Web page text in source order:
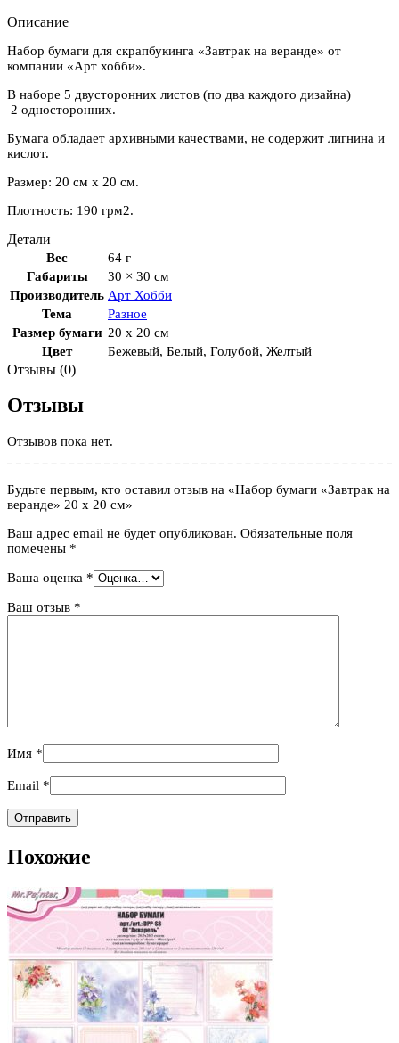
см
Описание
Набор бумаги для скрапбукинга «Завтрак на веранде» от
компании «Арт хобби».
В наборе 5 двусторонних листов (по два каждого дизайна)
2 односторонних.
Бумага обладает архивными качествами, не содержит лигнина и
кислот.
Размер: 20 см х 20 см.
Плотность: 190 грм2.
Детали
Вес
64 г
Габариты
30 × 30 см
Производитель Арт Хобби
Тема
Разное
Размер бумаги 20 x 20 см
Цвет
Бежевый, Белый, Голубой, Желтый
Отзывы (0)
Отзывы
Отзывов пока нет.
Будьте первым, кто оставил отзыв на «Набор бумаги «Завтрак на
веранде» 20 x 20 см»
Ваш адрес email не будет опубликован. Обязательные поля
помечены *
Ваша оценка *
Ваш отзыв *
Имя *
Email *
Похожие